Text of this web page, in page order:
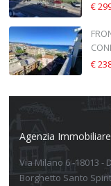
€
€
Agenzia
Via Milano 6 -18013 -
Borghetto Santo